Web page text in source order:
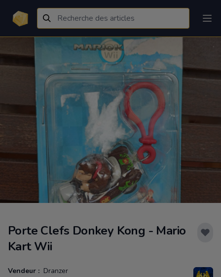
Porte Clefs Donkey Kong - Mario
Kart Wii
Vendeur : Dranzer